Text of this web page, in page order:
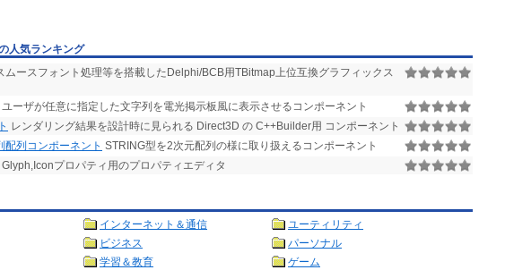
人気ランキング
ムースフォント処理等を搭載したDelphi/BCB用TBitmap上位互換グラフィックス
ユーザが任意に指定した文字列を電光掲示板風に表示させるコンポーネント
レンダリング結果を設計時に見られる Direct3D の C++Builder用 コンポーネント
列コンポーネント STRING型を2次元配列の様に取り扱えるコンポーネント
Glyph,Iconプロパティ用のプロパティエディタ
インターネット＆通信
ユーティリティ
ビジネス
パーソナル
学習＆教育
ゲーム